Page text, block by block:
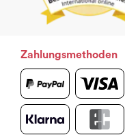
Zahlungsmethoden